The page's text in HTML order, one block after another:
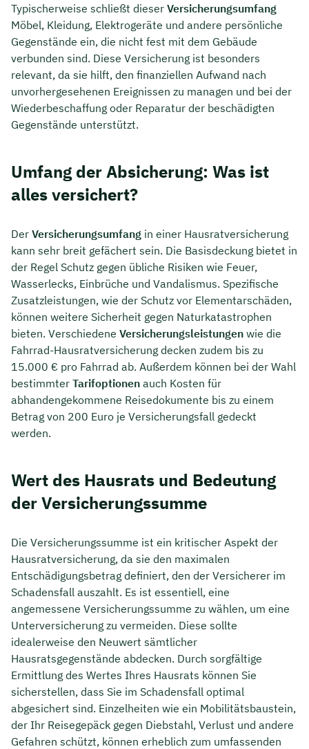
Typischerweise schließt dieser Versicherungsumfang
Möbel, Kleidung, Elektrogeräte und andere persönliche
Gegenstände ein, die nicht fest mit dem Gebäude
verbunden sind. Diese Versicherung ist besonders
relevant, da sie hilft, den finanziellen Aufwand nach
unvorhergesehenen Ereignissen zu managen und bei der
Wiederbeschaffung oder Reparatur der beschädigten
Gegenstände unterstützt.
Umfang der Absicherung: Was ist
alles versichert?
Der Versicherungsumfang in einer Hausratversicherung
kann sehr breit gefächert sein. Die Basisdeckung bietet in
der Regel Schutz gegen übliche Risiken wie Feuer,
Wasserlecks, Einbrüche und Vandalismus. Spezifische
Zusatzleistungen, wie der Schutz vor Elementarschäden,
können weitere Sicherheit gegen Naturkatastrophen
bieten. Verschiedene Versicherungsleistungen wie die
Fahrrad-Hausratversicherung decken zudem bis zu
15.000 € pro Fahrrad ab. Außerdem können bei der Wahl
bestimmter Tarifoptionen auch Kosten für
abhandengekommene Reisedokumente bis zu einem
Betrag von 200 Euro je Versicherungsfall gedeckt
werden.
Wert des Hausrats und Bedeutung
der Versicherungssumme
Die Versicherungssumme ist ein kritischer Aspekt der
Hausratversicherung, da sie den maximalen
Entschädigungsbetrag definiert, den der Versicherer im
Schadensfall auszahlt. Es ist essentiell, eine
angemessene Versicherungssumme zu wählen, um eine
Unterversicherung zu vermeiden. Diese sollte
idealerweise den Neuwert sämtlicher
Hausratsgegenstände abdecken. Durch sorgfältige
Ermittlung des Wertes Ihres Hausrats können Sie
sicherstellen, dass Sie im Schadensfall optimal
abgesichert sind. Einzelheiten wie ein Mobilitätsbaustein,
der Ihr Reisegepäck gegen Diebstahl, Verlust und andere
Gefahren schützt, können erheblich zum umfassenden